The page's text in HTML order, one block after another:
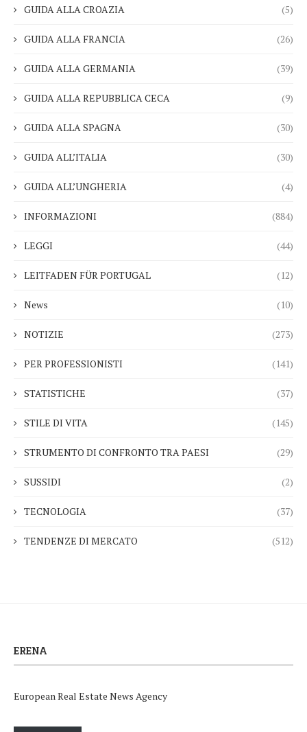
GUIDA ALLA CROAZIA (5)
GUIDA ALLA FRANCIA (26)
GUIDA ALLA GERMANIA (39)
GUIDA ALLA REPUBBLICA CECA (9)
GUIDA ALLA SPAGNA (30)
GUIDA ALL’ITALIA (30)
GUIDA ALL’UNGHERIA (4)
INFORMAZIONI (884)
LEGGI (44)
LEITFADEN FÜR PORTUGAL (12)
News (10)
NOTIZIE (273)
PER PROFESSIONISTI (141)
STATISTICHE (37)
STILE DI VITA (145)
STRUMENTO DI CONFRONTO TRA PAESI (29)
SUSSIDI (2)
TECNOLOGIA (37)
TENDENZE DI MERCATO (512)
ERENA
European Real Estate News Agency